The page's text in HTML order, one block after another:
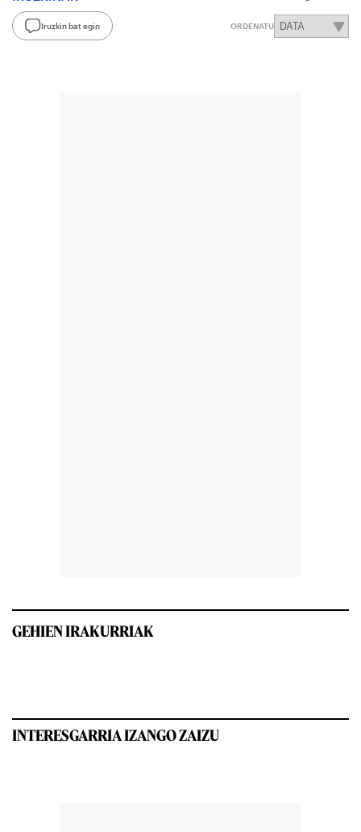
Iruzkin bat egin ORDENATU
GEHIEN IRAKURRIAK
INTERESGARRIA IZANGO ZAIZU